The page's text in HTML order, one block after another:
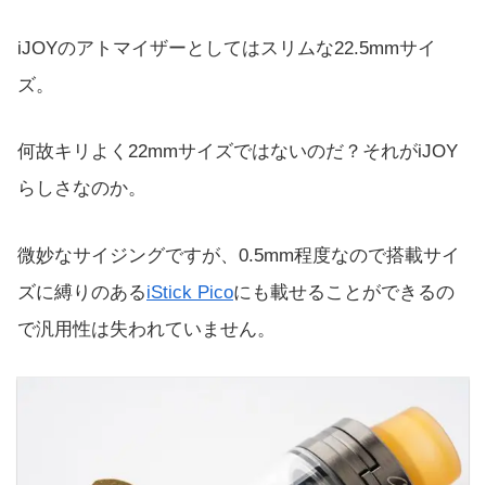
iJOYのアトマイザーとしてはスリムな22.5mmサイ
ズ。
何故キリよく22mmサイズではないのだ？それがiJOY
らしさなのか。
微妙なサイジングですが、0.5mm程度なので搭載サイ
ズに縛りのあるiStick Picoにも載せることができるの
で汎用性は失われていません。